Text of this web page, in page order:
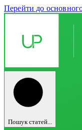
Перейти до
Пошук статей...